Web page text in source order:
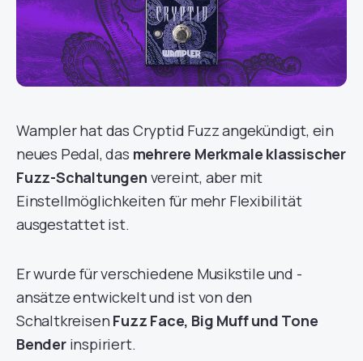
Wampler hat das Cryptid Fuzz angekündigt, ein
neues Pedal, das mehrere Merkmale klassischer
Fuzz-Schaltungen vereint, aber mit
Einstellmöglichkeiten für mehr Flexibilität
ausgestattet ist.
Er wurde für verschiedene Musikstile und -
ansätze entwickelt und ist von den
Schaltkreisen Fuzz Face, Big Muff und Tone
Benderinspiriert.